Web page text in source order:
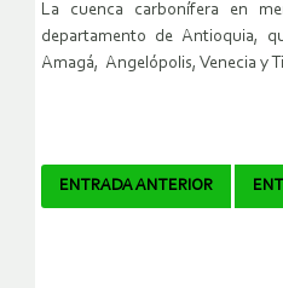
La cuenca carbonífera en
departamento de Antioquia,
Amagá, Angelópolis, Venecia y
Navegador
ENTRADA ANTERIOR